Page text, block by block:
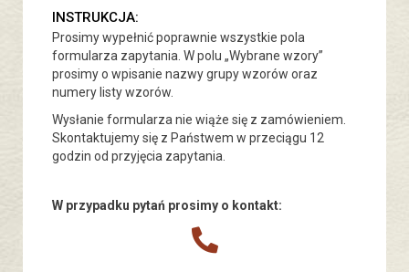
INSTRUKCJA:
Prosimy wypełnić poprawnie wszystkie pola
formularza zapytania. W polu „Wybrane wzory”
prosimy o wpisanie nazwy grupy wzorów oraz
numery listy wzorów.
Wysłanie formularza nie wiąże się z zamówieniem.
Skontaktujemy się z Państwem w przeciągu 12
godzin od przyjęcia zapytania.
W przypadku pytań prosimy o kontakt: